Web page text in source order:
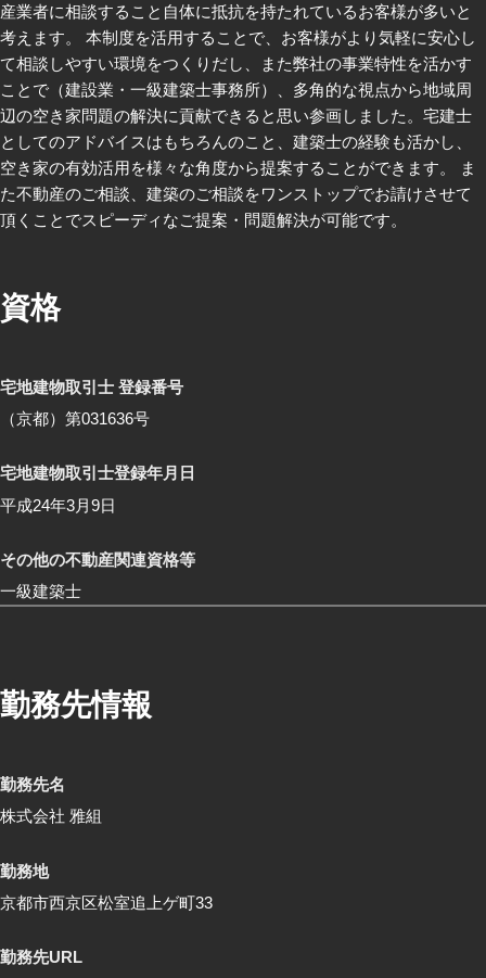
産業者に相談すること自体に抵抗を持たれているお客様が多いと
考えます。 本制度を活用することで、お客様がより気軽に安心し
て相談しやすい環境をつくりだし、また弊社の事業特性を活かす
ことで（建設業・一級建築士事務所）、多角的な視点から地域周
辺の空き家問題の解決に貢献できると思い参画しました。宅建士
としてのアドバイスはもちろんのこと、建築士の経験も活かし、
空き家の有効活用を様々な角度から提案することができます。 ま
た不動産のご相談、建築のご相談をワンストップでお請けさせて
頂くことでスピーディなご提案・問題解決が可能です。
資格
宅地建物取引士 登録番号
（京都）第031636号
宅地建物取引士登録年月日
平成24年3月9日
その他の不動産関連資格等
一級建築士
勤務先情報
勤務先名
株式会社 雅組
勤務地
京都市西京区松室追上ゲ町33
勤務先URL